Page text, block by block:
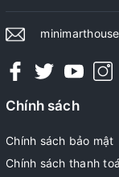
Chính sách
Chính sách bảo mật
Chính sách thanh